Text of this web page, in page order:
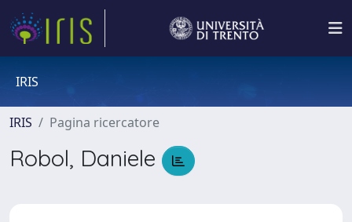
IRIS
IRIS Pagina ricercatore
Robol, Daniele